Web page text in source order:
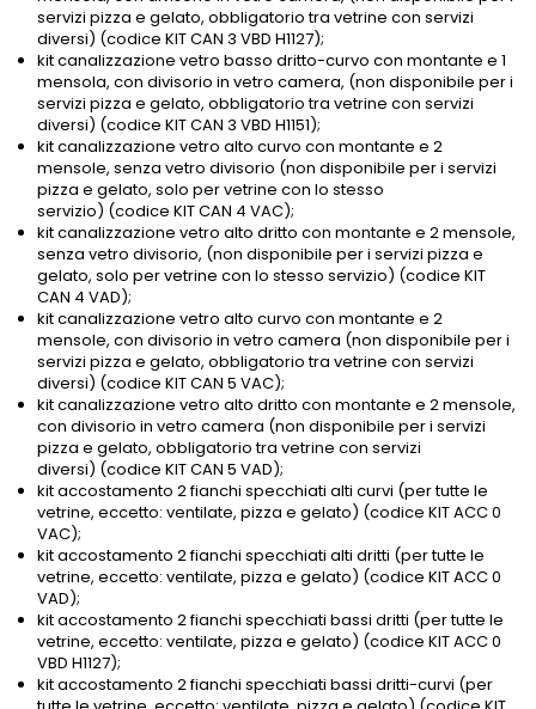
servizi pizza e gelato, obbligatorio tra vetrine con servizi
diversi) (codice KIT CAN 3 VBD H1127);
kit canalizzazione vetro basso dritto-curvo con montante e 1
mensola, con divisorio in vetro camera, (non disponibile per i
servizi pizza e gelato, obbligatorio tra vetrine con servizi
diversi) (codice KIT CAN 3 VBD H1151);
kit canalizzazione vetro alto curvo con montante e 2
mensole, senza vetro divisorio (non disponibile per i servizi
pizza e gelato, solo per vetrine con lo stesso
servizio) (codice KIT CAN 4 VAC);
kit canalizzazione vetro alto dritto con montante e 2 mensole,
senza vetro divisorio, (non disponibile per i servizi pizza e
gelato, solo per vetrine con lo stesso servizio) (codice KIT
CAN 4 VAD);
kit canalizzazione vetro alto curvo con montante e 2
mensole, con divisorio in vetro camera (non disponibile per i
servizi pizza e gelato, obbligatorio tra vetrine con servizi
diversi) (codice KIT CAN 5 VAC);
kit canalizzazione vetro alto dritto con montante e 2 mensole,
con divisorio in vetro camera (non disponibile per i servizi
pizza e gelato, obbligatorio tra vetrine con servizi
diversi) (codice KIT CAN 5 VAD);
kit accostamento 2 fianchi specchiati alti curvi (per tutte le
vetrine, eccetto: ventilate, pizza e gelato) (codice KIT ACC 0
VAC);
kit accostamento 2 fianchi specchiati alti dritti (per tutte le
vetrine, eccetto: ventilate, pizza e gelato) (codice KIT ACC 0
VAD);
kit accostamento 2 fianchi specchiati bassi dritti (per tutte le
vetrine, eccetto: ventilate, pizza e gelato) (codice KIT ACC 0
VBD H1127);
kit accostamento 2 fianchi specchiati bassi dritti-curvi (per